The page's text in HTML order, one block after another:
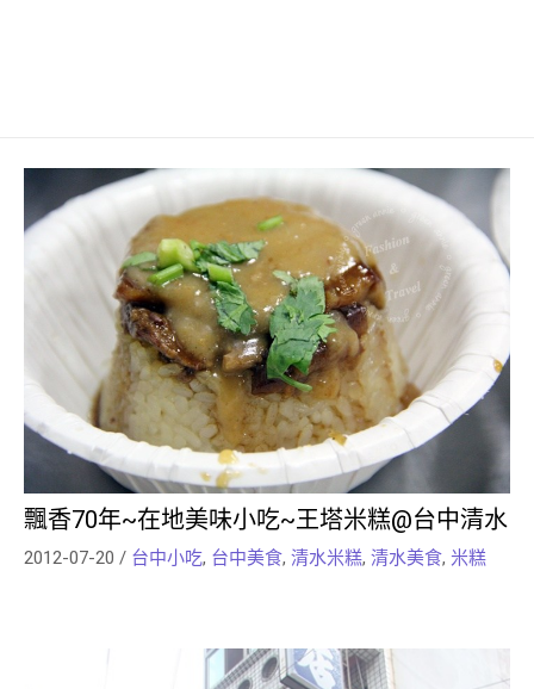
飄香70年~在地美味小吃~王塔米糕@台中清水
2012-07-20 / 台中小吃, 台中美食, 清水米糕, 清水美食, 米糕